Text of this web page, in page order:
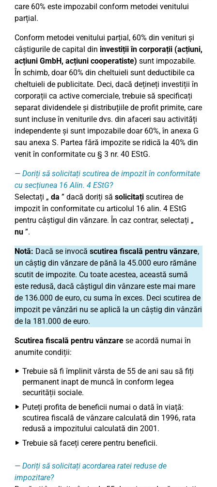
care 60% este impozabil conform metodei venitului
parțial.
Conform metodei venitului parțial, 60% din venituri și
câștigurile de capital din investiții în corporații (acțiuni,
acțiuni GmbH, acțiuni cooperatiste) sunt impozabile.
În schimb, doar 60% din cheltuieli sunt deductibile ca
cheltuieli de publicitate. Deci, dacă dețineți investiții în
corporații ca active comerciale, trebuie să specificați
separat dividendele și distribuțiile de profit primite, care
sunt incluse în veniturile dvs. din afaceri sau activități
independente și sunt impozabile doar 60%, în anexa G
sau anexa S. Partea fără impozite se ridică la 40% din
venit în conformitate cu § 3 nr. 40 EStG.
Doriți să solicitați scutirea de impozit în conformitate
cu secțiunea 16 Alin. 4 EStG?
Selectați „ da ” dacă doriți să solicitați scutirea de
impozit în conformitate cu articolul 16 alin. 4 EStG
pentru câștigul din vănzare. În caz contrar, selectați „
nu ”.
Notă: Dacă se invocă scutirea fiscală pentru vănzare,
un câștig din vănzare de pănă la 45.000 euro rămâne
scutit de impozite. Cu toate acestea, această sumă
este redusă, dacă câștigul din vânzare este mai mare
de 136.000 de euro, cu suma în exces. Deci scutirea de
impozit pe vânzări nu se aplică la un câștig din vânzări
de la 181.000 de euro.
Scutirea fiscală pentru vânzare se acordă numai în
anumite condiții:
Trebuie să fi împlinit vârsta de 55 de ani sau să fiți
permanent inapt de muncă în conform legea
securității sociale.
Puteți profita de beneficii numai o dată în viață:
scutirea fiscală de vânzare calculată din 1996, rata
redusă a impozitului calculată din 2001.
Trebuie să faceți cerere pentru beneficii.
Doriți să solicitați acordarea ratei reduse de
impozitare?